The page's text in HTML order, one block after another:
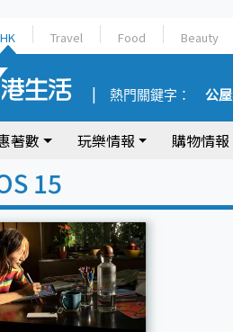
HK Travel Food Beauty
熱門關鍵字： 公
著數 玩樂情報 購物情報
15